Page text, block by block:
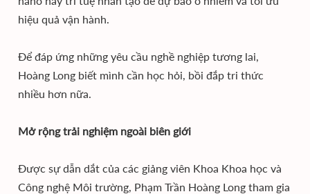
hiệu quả vận hành.
Để đáp ứng những yêu cầu nghề nghiệp tương lai,
Hoàng Long biết mình cần học hỏi, bồi đắp tri thức
nhiều hơn nữa.
Mở rộng trải nghiệm ngoài biên giới
Được sự dẫn dắt của các giảng viên Khoa Khoa học và
Công nghệ Môi trường, Phạm Trần Hoàng Long tham gia